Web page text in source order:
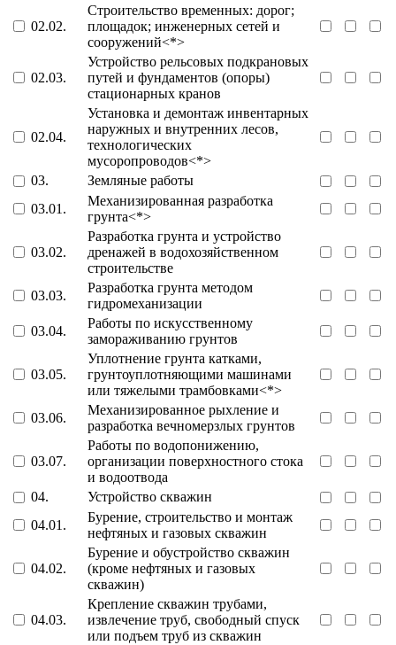
02.02.
Строительство временных: дорог;
площадок; инженерных сетей и
сооружений<*>
02.03.
Устройство рельсовых подкрановых
путей и фундаментов (опоры)
стационарных кранов
02.04.
Установка и демонтаж инвентарных
наружных и внутренних лесов,
технологических
мусоропроводов<*>
03.
Земляные работы
03.01.
Механизированная разработка
грунта<*>
03.02.
Разработка грунта и устройство
дренажей в водохозяйственном
строительстве
03.03.
Разработка грунта методом
гидромеханизации
03.04.
Работы по искусственному
замораживанию грунтов
03.05.
Уплотнение грунта катками,
грунтоуплотняющими машинами
или тяжелыми трамбовками<*>
03.06.
Механизированное рыхление и
разработка вечномерзлых грунтов
03.07.
Работы по водопонижению,
организации поверхностного стока
и водоотвода
04.
Устройство скважин
04.01.
Бурение, строительство и монтаж
нефтяных и газовых скважин
04.02.
Бурение и обустройство скважин
(кроме нефтяных и газовых
скважин)
04.03.
Крепление скважин трубами,
извлечение труб, свободный спуск
или подъем труб из скважин